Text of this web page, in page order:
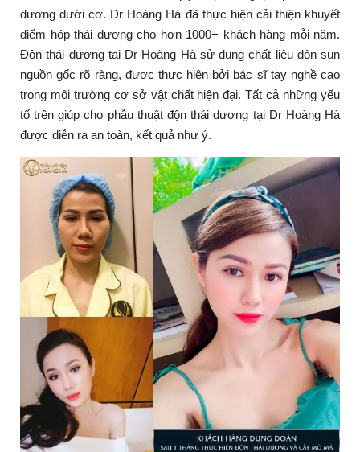
dương dưới cơ. Dr Hoàng Hà đã thực hiện cải thiện khuyết
điểm hóp thái dương cho hơn 1000+ khách hàng mỗi năm.
Độn thái dương tại Dr Hoàng Hà sử dụng chất liệu độn sụn
nguồn gốc rõ ràng, được thực hiện bởi bác sĩ tay nghề cao
trong môi trường cơ sở vật chất hiện đại. Tất cả những yếu
tố trên giúp cho phẫu thuật độn thái dương tại Dr Hoàng Hà
được diễn ra an toàn, kết quả như ý.